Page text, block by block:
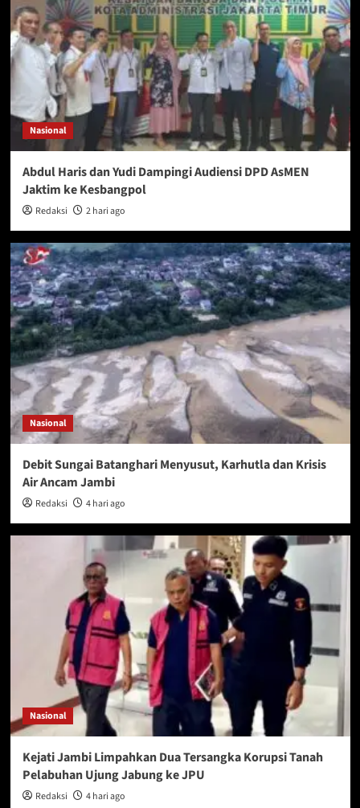
Nasional
Abdul Haris dan Yudi Dampingi Audiensi DPD AsMEN
Jaktim ke Kesbangpol
Redaksi 2 hari ago
Nasional
Debit Sungai Batanghari Menyusut, Karhutla dan Krisis
Air Ancam Jambi
Redaksi 4 hari ago
Nasional
Kejati Jambi Limpahkan Dua Tersangka Korupsi Tanah
Pelabuhan Ujung Jabung ke JPU
Redaksi 4 hari ago